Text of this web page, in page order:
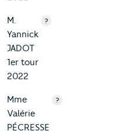
M.
Yannick
JADOT
1er tour
2022
?
Mme
Valérie
PÉCRESSE
?